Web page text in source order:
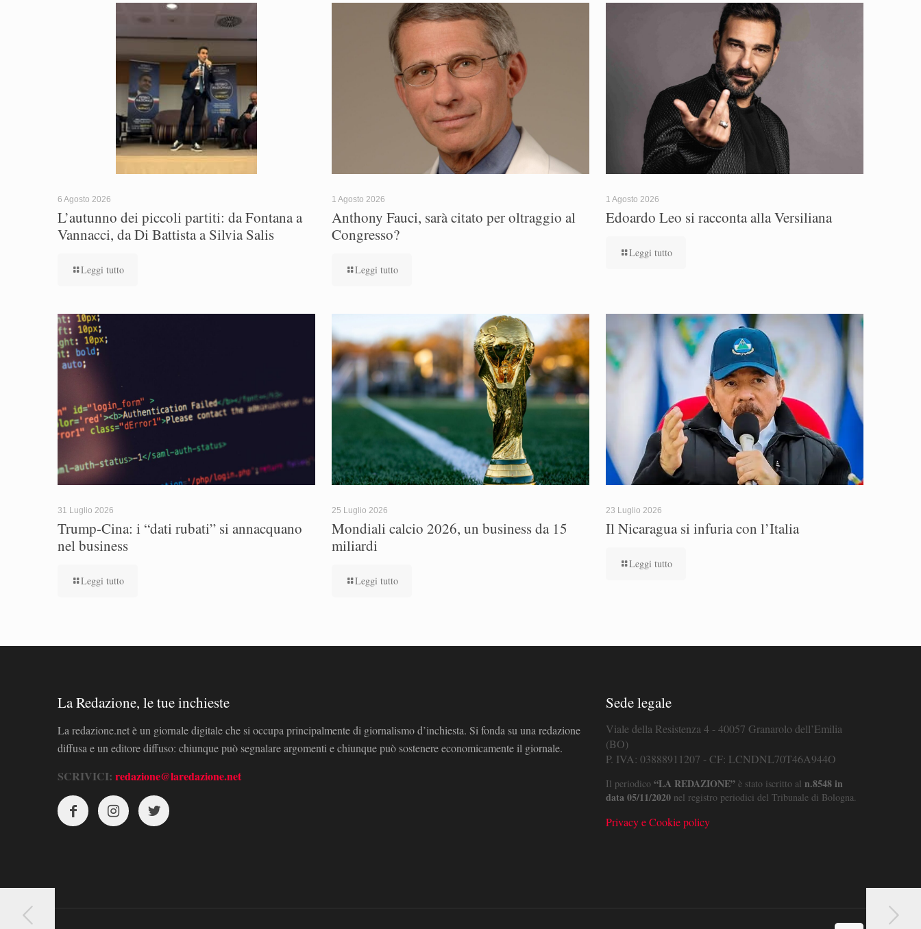
6 Agosto 2026
L’autunno dei piccoli partiti: da Fontana a
Vannacci, da Di Battista a Silvia Salis
Leggi tutto
1 Agosto 2026
Anthony Fauci, sarà citato per oltraggio al
Congresso?
Leggi tutto
1 Agosto 2026
Edoardo Leo si racconta alla Versiliana
Leggi tutto
31 Luglio 2026
Trump-Cina: i “dati rubati” si annacquano
nel business
Leggi tutto
25 Luglio 2026
Mondiali calcio 2026, un business da 15
miliardi
Leggi tutto
23 Luglio 2026
Il Nicaragua si infuria con l’Italia
Leggi tutto
La Redazione, le tue inchieste
La redazione.net è un giornale digitale che si occupa principalmente di giornalismo d’inchiesta. Si fonda su una redazione
diffusa e un editore diffuso: chiunque può segnalare argomenti e chiunque può sostenere economicamente il giornale.
SCRIVICI: redazione@laredazione.net
Sede legale
Viale della Resistenza 4 - 40057 Granarolo dell’Emilia
(BO)
P. IVA: 03888911207 - CF: LCNDNL70T46A944O
Il periodico “LA REDAZIONE”è stato iscritto al n.8548 in
data 05/11/2020nel registro periodici del Tribunale di Bologna.
Privacy e Cookie policy